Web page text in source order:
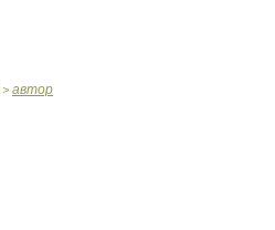
> автор